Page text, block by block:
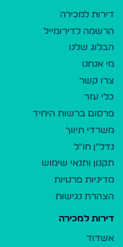
דירות למכירה
הרשמה לדירומייל
הבלוג שלנו
מי אנחנו
צרו קשר
כלי עזר
פרסום ברשות היחיד
משרדי תיווך
נדל"ן חו"ל
תקנון ותנאי שימוש
מדיניות פרטיות
הצהרת נגישות
דירות למכירה
אשדוד